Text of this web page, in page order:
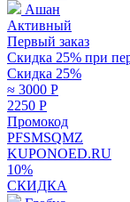
Ашан
Активный
Первый заказ
Скидка 25% при
Скидка 25%
≈ 3000 Р
2250 Р
Промокод
PFSMSQMZ
KUPONOED.RU
10%
СКИДКА